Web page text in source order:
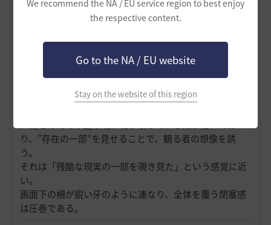
We recommend the NA / EU service region to best enjoy
the respective content.
Go to the NA / EU website
Stay on the website of this region
「塔は崩れ、人は残る。だがその立ち姿もまた、崩壊
の一部である。」
逆光処理は前作に近いが、今回は光がより曖昧で、空は
その無彩の中に、塔の黒い輪郭が突き刺さるように浮か
人物をあえて中途半端に切り取っている点が優れてお
り、“存在の一部”を見せることで、観る者の想像を誘
う。
それは「残酷な現実の一部を覗き見た」という感覚に近
い。
画面下の柵が鋭い牙のように連なり、全体を覆う閉塞感
は圧巻である。